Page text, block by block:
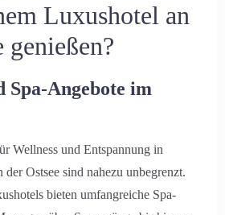
Luxushotel an
genießen?
Spa-Angebote im
Wellness und Entspannung in
Ostsee sind nahezu unbegrenzt.
bieten umfangreiche Spa-